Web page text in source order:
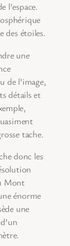
l’espace.
des étoiles.
une
de l’image,
détails et
tache.
donc les
Mont
énorme
une